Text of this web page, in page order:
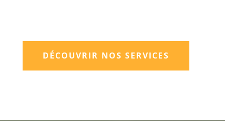
DÉCOUVRIR NOS SERVICES